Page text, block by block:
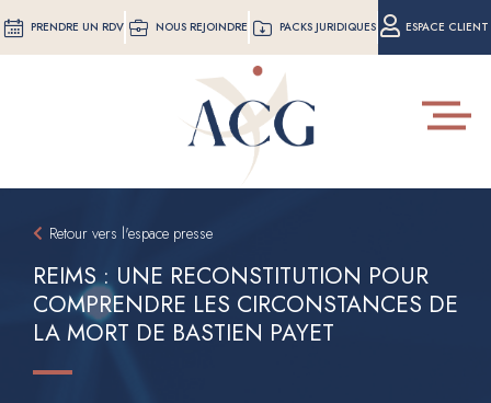
Aller
au
PRENDRE UN RDV NOUS REJOINDRE PACKS JURIDIQUES ESPACE CLIENT
Toggle
Retour vers l'espace presse
REIMS : UNE RECONSTITUTION POUR
COMPRENDRE LES CIRCONSTANCES DE
LA MORT DE BASTIEN PAYET